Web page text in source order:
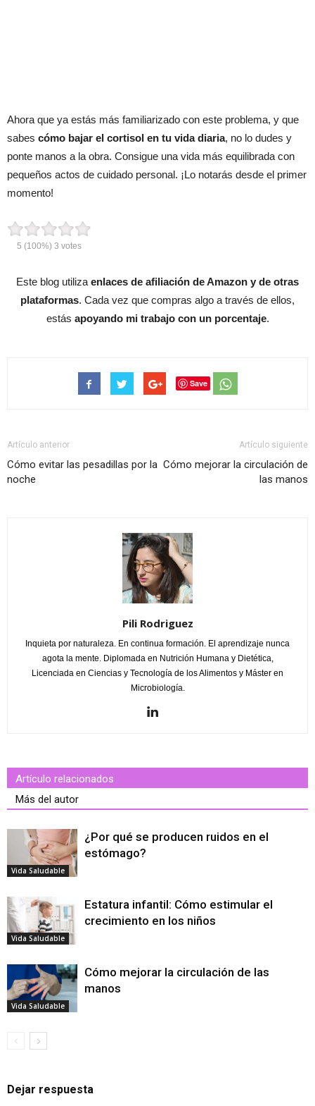
Ahora que ya estás más familiarizado con este problema, y que
sabes cómo bajar el cortisol en tu vida diaria, no lo dudes y
ponte manos a la obra. Consigue una vida más equilibrada con
pequeños actos de cuidado personal. ¡Lo notarás desde el primer
momento!
5 (100%) 3 votes
Este blog utiliza enlaces de afiliación de Amazon y de otras
plataformas. Cada vez que compras algo a través de ellos,
estás apoyando mi trabajo con un porcentaje.
Save
Artículo anterior
Cómo evitar las pesadillas por la
noche
Artículo siguiente
Cómo mejorar la circulación de
las manos
Pili Rodriguez
Inquieta por naturaleza. En continua formación. El aprendizaje nunca
agota la mente. Diplomada en Nutrición Humana y Dietética,
Licenciada en Ciencias y Tecnología de los Alimentos y Máster en
Microbiología.
Artículo relacionados
Más del autor
Vida Saludable
¿Por qué se producen ruidos en el
estómago?
Vida Saludable
Estatura infantil: Cómo estimular el
crecimiento en los niños
Vida Saludable
Cómo mejorar la circulación de las
manos
Dejar respuesta